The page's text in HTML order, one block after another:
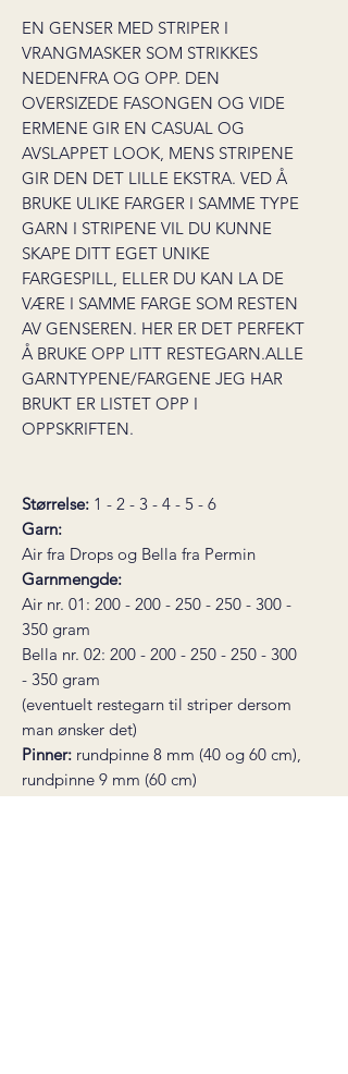
EN GENSER MED STRIPER I
VRANGMASKER SOM STRIKKES
NEDENFRA OG OPP. DEN
OVERSIZEDE FASONGEN OG VIDE
ERMENE GIR EN CASUAL OG
AVSLAPPET LOOK, MENS STRIPENE
GIR DEN DET LILLE EKSTRA. VED Å
BRUKE ULIKE FARGER I SAMME TYPE
GARN I STRIPENE VIL DU KUNNE
SKAPE DITT EGET UNIKE
FARGESPILL, ELLER DU KAN LA DE
VÆRE I SAMME FARGE SOM RESTEN
AV GENSEREN. HER ER DET PERFEKT
Å BRUKE OPP LITT RESTEGARN.ALLE
GARNTYPENE/FARGENE JEG HAR
BRUKT ER LISTET OPP I
OPPSKRIFTEN.
Størrelse: 1 - 2 - 3 - 4 - 5 - 6
Garn:
Air fra Drops og Bella fra Permin
Garnmengde:
Air nr. 01: 200 - 200 - 250 - 250 - 300 -
350 gram
Bella nr. 02: 200 - 200 - 250 - 250 - 300
- 350 gram
(eventuelt restegarn til striper dersom
man ønsker det)
Pinner: rundpinne 8 mm (40 og 60 cm),
rundpinne 9 mm (60 cm)